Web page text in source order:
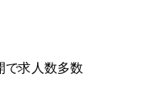
で求人数多数